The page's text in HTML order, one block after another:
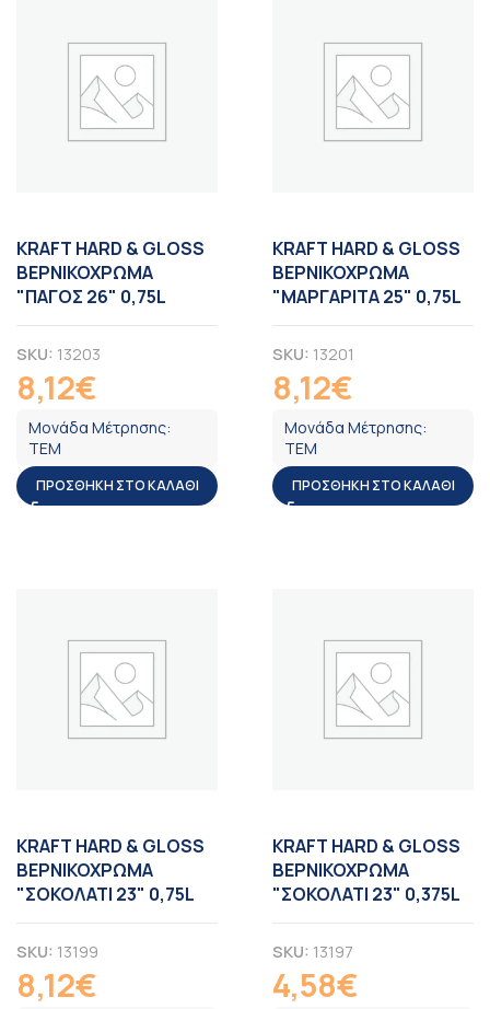
KRAFT HARD & GLOSS
ΒΕΡΝΙΚΟΧΡΩΜΑ
"ΠΑΓΟΣ 26" 0,75L
SKU: 13203
8,12€
Μονάδα Μέτρησης:
ΤΕΜ
ΠΡΟΣΘΉΚΗ ΣΤΟ ΚΑΛΆΘΙ
KRAFT HARD & GLOSS
ΒΕΡΝΙΚΟΧΡΩΜΑ
"ΜΑΡΓΑΡΙΤΑ 25" 0,75L
SKU: 13201
8,12€
Μονάδα Μέτρησης:
ΤΕΜ
ΠΡΟΣΘΉΚΗ ΣΤΟ ΚΑΛΆΘΙ
KRAFT HARD & GLOSS
ΒΕΡΝΙΚΟΧΡΩΜΑ
"ΣΟΚΟΛΑΤΙ 23" 0,75L
SKU: 13199
8,12€
KRAFT HARD & GLOSS
ΒΕΡΝΙΚΟΧΡΩΜΑ
"ΣΟΚΟΛΑΤΙ 23" 0,375L
SKU: 13197
4,58€